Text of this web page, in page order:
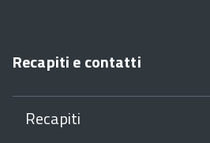
Recapiti e contatti
Recapiti